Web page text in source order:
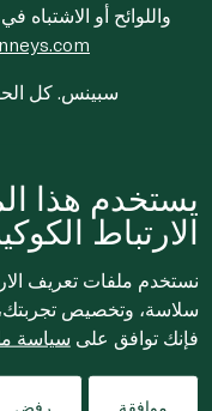
واللوائح أو الاشتباه
© 2020-2026
يستخدم هذا
الارتباط
نستخدم ملفات تعريف
سلاسة، وتخصيص
فإنك توافق على سياسة
موافقة رفض